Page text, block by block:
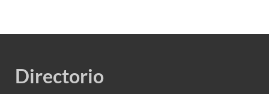
Directorio